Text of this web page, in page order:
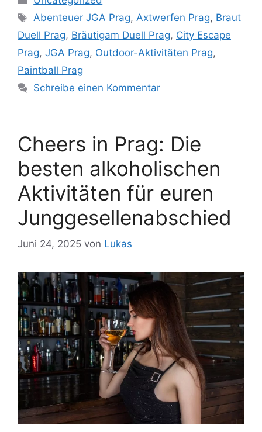
Schlagwörter
Abenteuer JGA Prag,Axtwerfen Prag, Braut
Duell Prag, Bräutigam Duell Prag, City Escape
Prag, JGA Prag, Outdoor-Aktivitäten Prag,
Paintball Prag
Schreibe einen Kommentar
Cheers in Prag: Die
besten alkoholischen
Aktivitäten für euren
Junggesellenabschied
Juni 24, 2025 von Lukas